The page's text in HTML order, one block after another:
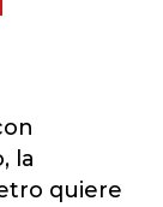
la
quiere